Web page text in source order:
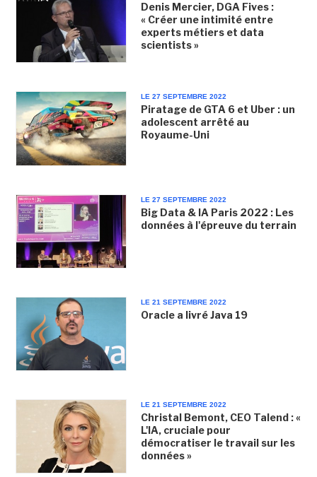
Denis Mercier, DGA Fives :
« Créer une intimité entre
experts métiers et data
scientists »
LE 27 SEPTEMBRE 2022
Piratage de GTA 6 et Uber : un
adolescent arrêté au
Royaume-Uni
LE 27 SEPTEMBRE 2022
Big Data & IA Paris 2022 : Les
données à l'épreuve du terrain
LE 21 SEPTEMBRE 2022
Oracle a livré Java 19
LE 21 SEPTEMBRE 2022
Christal Bemont, CEO Talend : «
L'IA, cruciale pour
démocratiser le travail sur les
données »